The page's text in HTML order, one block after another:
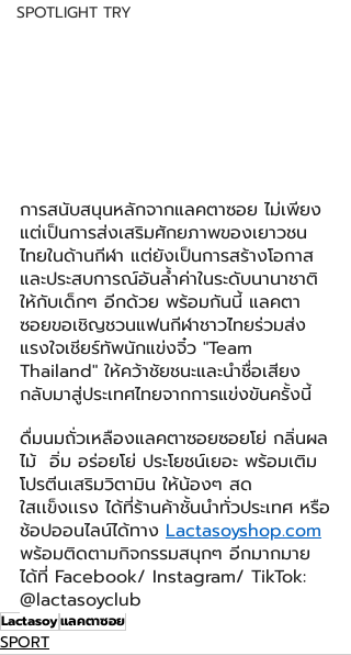
SPOTLIGHT TRY
การสนับสนุนหลักจากแลคตาซอย ไม่เพียง
แต่เป็นการส่งเสริมศักยภาพของเยาวชน
ไทยในด้านกีฬา แต่ยังเป็นการสร้างโอกาส
และประสบการณ์อันล้ำค่าในระดับนานาชาติ
ให้กับเด็กๆ อีกด้วย พร้อมกันนี้ แลคตา
ซอยขอเชิญชวนแฟนกีฬาชาวไทยร่วมส่ง
แรงใจเชียร์ทัพนักแข่งจิ๋ว "Team
Thailand" ให้คว้าชัยชนะและนำชื่อเสียง
กลับมาสู่ประเทศไทยจากการแข่งขันครั้งนี้
ดื่มนมถั่วเหลืองแลคตาซอยซอยโย่ กลิ่นผล
ไม้  อิ่ม อร่อยโย่ ประโยชน์เยอะ พร้อมเติม
โปรตีนเสริมวิตามิน ให้น้องๆ สด
ใสเเข็งเเรง ได้ที่ร้านค้าชั้นนำทั่วประเทศ หรือ
ช้อปออนไลน์ได้ทาง Lactasoyshop.com
พร้อมติดตามกิจกรรมสนุกๆ อีกมากมาย
ได้ที่ Facebook/ Instagram/ TikTok:
@lactasoyclub
Lactasoyแลคตาซอย
SPORT